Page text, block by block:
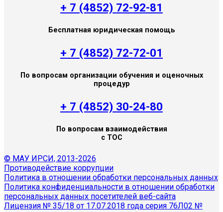
+ 7 (4852) 72-92-81
Бесплатная юридическая помощь
+ 7 (4852) 72-72-01
По вопросам организации обучения и оценочных
процедур
+ 7 (4852) 30-24-80
По вопросам взаимодействия
с ТОС
© МАУ ИРСИ, 2013-2026
Противодействие коррупции
Политика в отношении обработки персональных данных
Политика конфиденциальности в отношении обработки
персональных данных посетителей веб-сайта
Лицензия № 35/18 от 17.07.2018 года серия 76Л02 №